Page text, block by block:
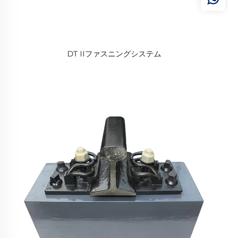
DT IIファスニングシステム